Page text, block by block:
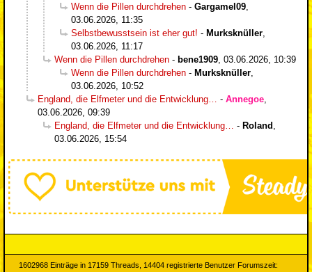
Wenn die Pillen durchdrehen - Gargamel09
03.06.2026, 11:35
Selbstbewusstsein ist eher gut! - Murksknüller
03.06.2026, 11:17
Wenn die Pillen durchdrehen - bene1909 03.06.2026, 10:39
Wenn die Pillen durchdrehen - Murksknüller
03.06.2026, 10:52
England, die Elfmeter und die Entwicklung…
- Annegoe
03.06.2026, 09:39
England, die Elfmeter und die Entwicklung…
- Roland
03.06.2026, 15:54
1602968 Einträge in 17159 Threads, 14404 registrierte Benutzer Forumszeit: